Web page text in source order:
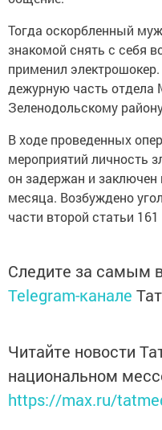
Тогда оскорбленный
знакомой снять с себя
применил
дежурную часть
Зеленодольскому
В ходе проведенных
мероприятий личность
он задержан и
месяца. Возбуждено
части второй статьи
Следите за самым
Telegram-канале
Читайте новости
национальном
https://max.ru/